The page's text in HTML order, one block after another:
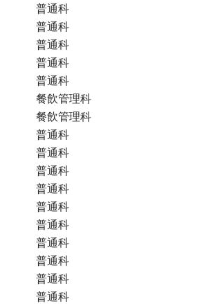
普通科
普通科
普通科
普通科
普通科
餐飲管理科
餐飲管理科
普通科
普通科
普通科
普通科
普通科
普通科
普通科
普通科
普通科
普通科